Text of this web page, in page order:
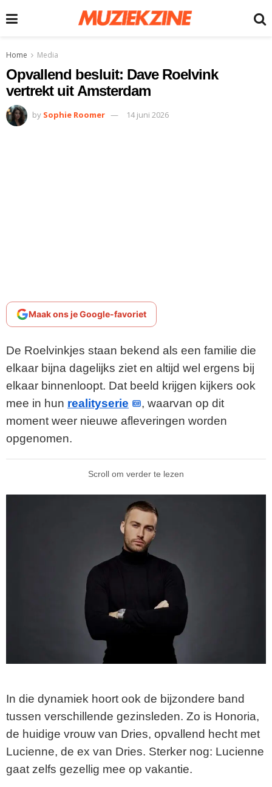
Home Media
Opvallend besluit: Dave Roelvink
vertrekt uit Amsterdam
by Sophie Roomer 14 juni 2026
Maak ons je Google-favoriet
De Roelvinkjes staan bekend als een familie die
elkaar bijna dagelijks ziet en altijd wel ergens bij
elkaar binnenloopt. Dat beeld krijgen kijkers ook
mee in hun realityserie
, waarvan op dit
moment weer nieuwe afleveringen worden
opgenomen.
Scroll om verder te lezen
In die dynamiek hoort ook de bijzondere band
tussen verschillende gezinsleden. Zo is Honoria,
de huidige vrouw van Dries, opvallend hecht met
Lucienne, de ex van Dries. Sterker nog: Lucienne
gaat zelfs gezellig mee op vakantie.